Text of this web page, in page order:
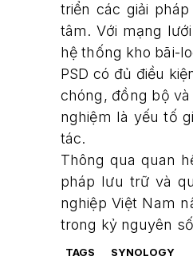
triển các giải
tâm. Với mạng
hệ thống kho bãi-
PSD có đủ điều
chóng, đồng bộ
nghiệm là yếu tố
tác.
Thông qua quan
pháp lưu trữ và
nghiệp Việt Nam
trong kỷ nguyên
TAGS SYNOLOGY